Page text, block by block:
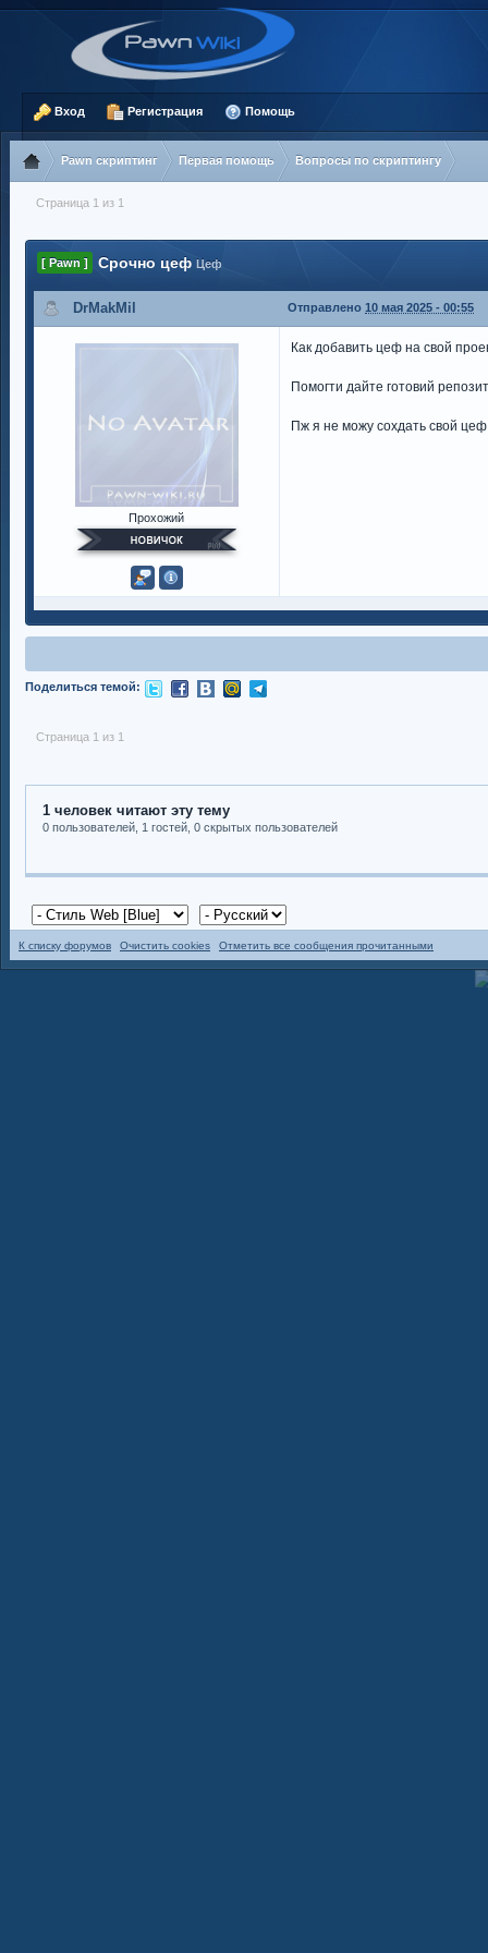
Вход Регистрация Помощь
Pawn скриптинг Первая помощь Вопросы по скриптингу
Страница 1 из 1
[ Pawn ] Срочно цеф Цеф
DrMakMil Отправлено 10 мая 2025 - 00:55
Прохожий
Как добавить цеф на свой
Помогти дайте готовий
Пж я не можу сохдать свой цеф
Поделиться темой:
Страница 1 из 1
1 человек читают эту тему
0 пользователей, 1 гостей, 0 скрытых пользователей
К списку форумов Очистить cookies Отметить все сообщения прочитанными